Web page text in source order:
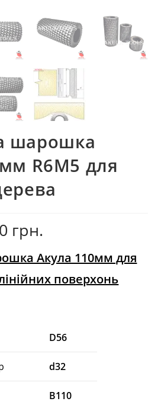
шарошка
R6М5 для
грн.
Акула 110мм для
поверхонь
D56
d32
B110